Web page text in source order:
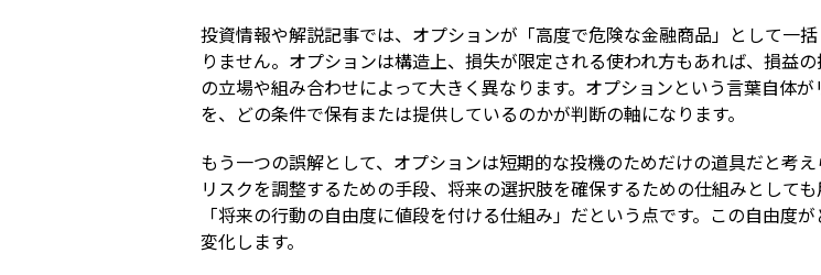
投資情報や解説記事では、オプションが「高度で危険な金融商品」として一
りません。オプションは構造上、損失が限定される使われ方もあれば、損益
の立場や組み合わせによって大きく異なります。オプションという言葉自体
を、どの条件で保有または提供しているのかが判断の軸になります。
もう一つの誤解として、オプションは短期的な投機のためだけの道具だと考
リスクを調整するための手段、将来の選択肢を確保するための仕組みとして
「将来の行動の自由度に値段を付ける仕組み」だという点です。この自由度
変化します。